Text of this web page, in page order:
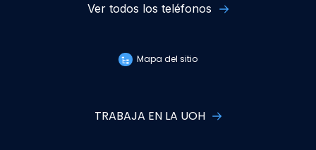
Ver todos los teléfonos
Mapa del sitio
TRABAJA EN LA UOH